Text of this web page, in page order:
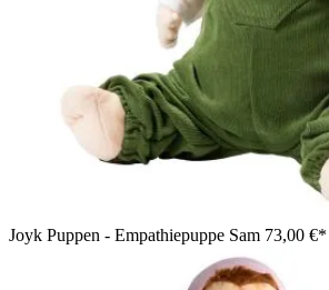
Joyk Puppen - Empathiepuppe Sam 73,00 €*